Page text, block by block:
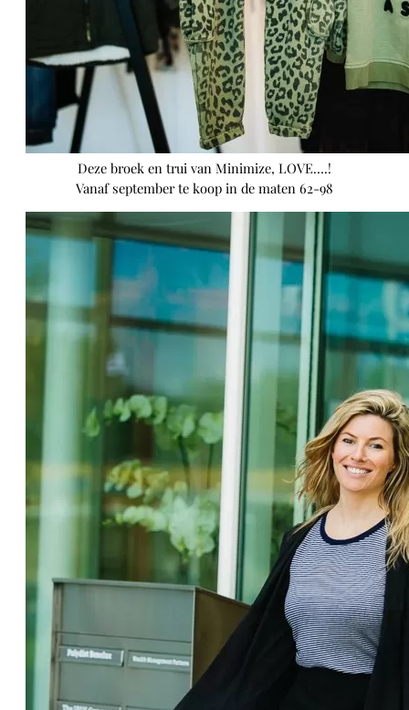
Deze broek en trui van Minimize, LOVE….!
Vanaf september te koop in de maten 62-98